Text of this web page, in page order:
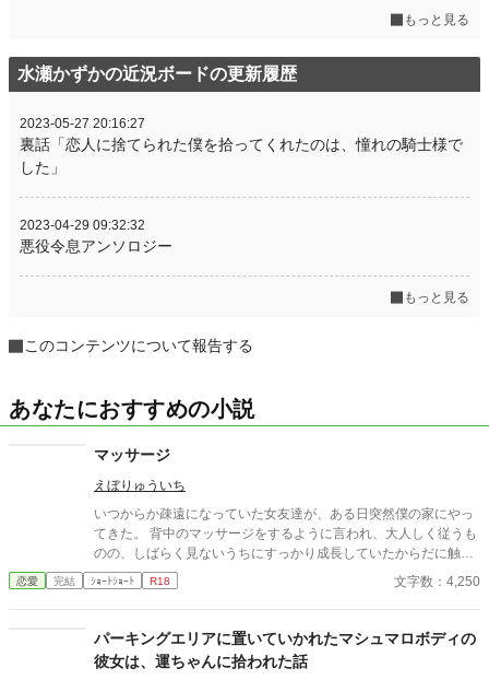
もっと見る
水瀬かずかの近況ボードの更新履歴
2023-05-27 20:16:27
裏話「恋人に捨てられた僕を拾ってくれたのは、憧れの騎士様で
した」
2023-04-29 09:32:32
悪役令息アンソロジー
もっと見る
このコンテンツについて報告する
あなたにおすすめの小説
マッサージ
えぼりゅういち
いつからか疎遠になっていた女友達が、ある日突然僕の家にやっ
てきた。 背中のマッサージをするように言われ、大人しく従うも
のの、しばらく見ないうちにすっかり成長していたからだに触れ
て、興奮が止まらなくなってしまう。 僕たちはただの友達……。
そう思いながらも、彼女の身体の感触が、冷静になることを許さ
恋愛 完結 ｼｮｰﾄｼｮｰﾄ R18 文字数：4,250
パーキングエリアに置いていかれたマシュマロボディの
彼女は、運ちゃんに拾われた話